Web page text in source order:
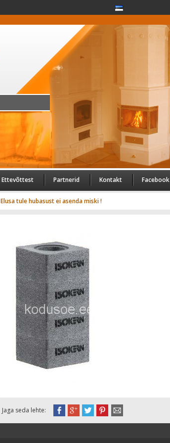
Ettevõttest Partnerid Kontakt Facebook
Elusa tule hubasust ei asenda miski !
Jaga seda lehte: